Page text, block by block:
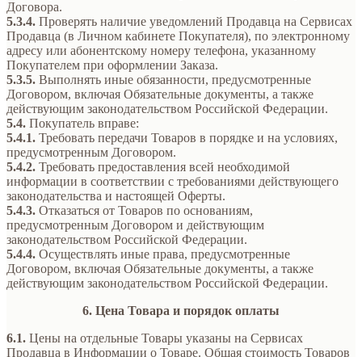
Договора.
5.3.4. Проверять наличие уведомлений Продавца на Сервисах
Продавца (в Личном кабинете Покупателя), по электронному
адресу или абонентскому номеру телефона, указанному
Покупателем при оформлении Заказа.
5.3.5. Выполнять иные обязанности, предусмотренные
Договором, включая Обязательные документы, а также
действующим законодательством Российской Федерации.
5.4. Покупатель вправе:
5.4.1. Требовать передачи Товаров в порядке и на условиях,
предусмотренным Договором.
5.4.2. Требовать предоставления всей необходимой
информации в соответствии с требованиями действующего
законодательства и настоящей Оферты.
5.4.3. Отказаться от Товаров по основаниям,
предусмотренным Договором и действующим
законодательством Российской Федерации.
5.4.4. Осуществлять иные права, предусмотренные
Договором, включая Обязательные документы, а также
действующим законодательством Российской Федерации.
6. Цена Товара и порядок оплаты
6.1. Цены на отдельные Товары указаны на Сервисах
Продавца в Информации о Товаре. Общая стоимость Товаров